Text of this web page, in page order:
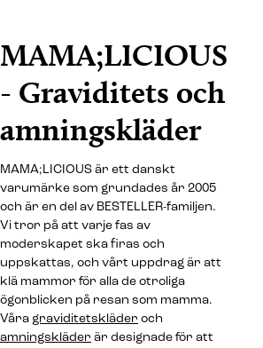
MAMA;LICIOUS
- Graviditets och
amningskläder
MAMA;LICIOUS är ett danskt
varumärke som grundades år 2005
och är en del av BESTELLER-familjen.
Vi tror på att varje fas av
moderskapet ska firas och
uppskattas, och vårt uppdrag är att
klä mammor för alla de otroliga
ögonblicken på resan som mamma.
Våra graviditetskläder och
amningskläder är designade för att